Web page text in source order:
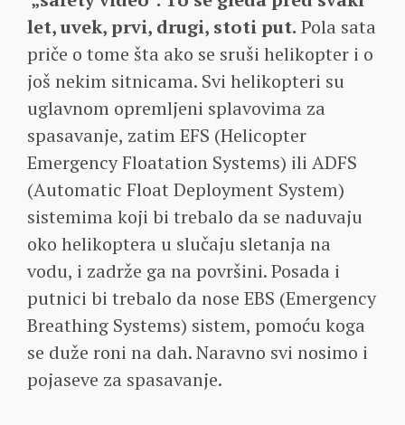
let, uvek, prvi, drugi, stoti put. Pola sata
priče o tome šta ako se sruši helikopter i o
još nekim sitnicama. Svi helikopteri su
uglavnom opremljeni splavovima za
spasavanje, zatim EFS (Helicopter
Emergency Floatation Systems) ili ADFS
(Automatic Float Deployment System)
sistemima koji bi trebalo da se naduvaju
oko helikoptera u slučaju sletanja na
vodu, i zadrže ga na površini. Posada i
putnici bi trebalo da nose EBS (Emergency
Breathing Systems) sistem, pomoću koga
se duže roni na dah. Naravno svi nosimo i
pojaseve za spasavanje.